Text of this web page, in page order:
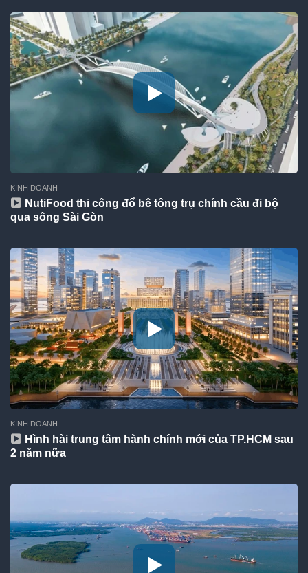
KINH DOANH
NutiFood thi công đổ bê tông trụ chính cầu đi bộ
qua sông Sài Gòn
KINH DOANH
Hình hài trung tâm hành chính mới của TP.HCM sau
2 năm nữa